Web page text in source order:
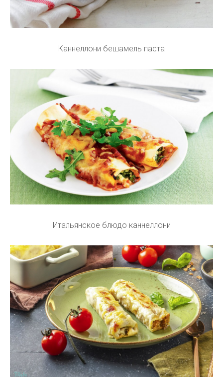
Каннеллони бешамель паста
Итальянское блюдо каннеллони